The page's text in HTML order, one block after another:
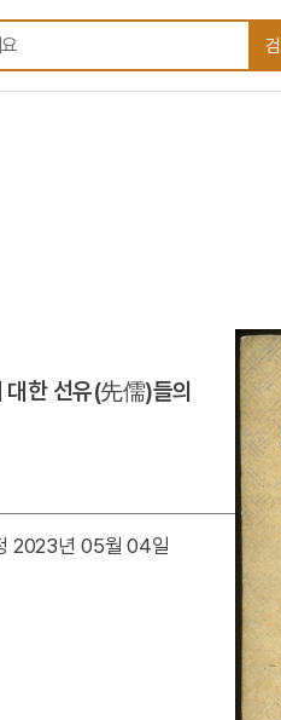
검색어를 입력하
대한 선유(先儒)들의
2023년 05월 04일